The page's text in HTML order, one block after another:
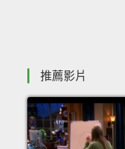
推薦影片